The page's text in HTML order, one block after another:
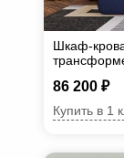
Шкаф-
86 200 ₽
Купить в 1